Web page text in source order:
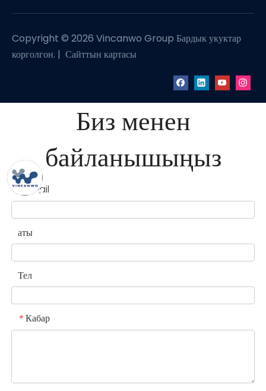
Copyright © 2026 Vincanwo Group Бардык укуктар
корголгон. | Сайттын картасы
Биз менен
байланышыңыз
* Email
аты
Тел
* Кабар